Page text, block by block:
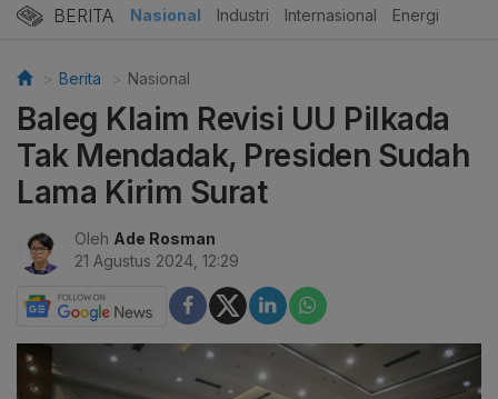
BERITA Nasional Industri Internasional Energi
Berita Nasional
Baleg Klaim Revisi UU Pilkada
Tak Mendadak, Presiden Sudah
Lama Kirim Surat
Oleh Ade Rosman
21 Agustus 2024, 12:29